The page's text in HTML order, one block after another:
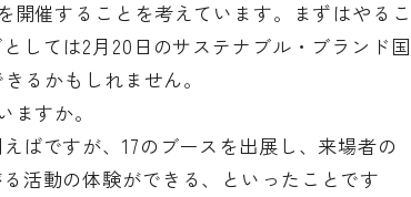
催することを考えています。まずはやるこ
しては2月20日のサステナブル・ブランド国
るかもしれません。
すか。
ばですが、17のブースを出展し、来場者の
活動の体験ができる、といったことです